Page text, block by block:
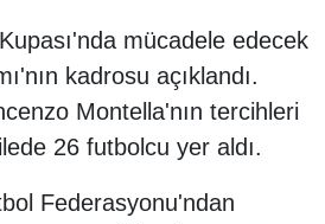
mücadele edecek
kadrosu açıklandı.
Montella'nın tercihleri
26 futbolcu yer aldı.
Federasyonu'ndan